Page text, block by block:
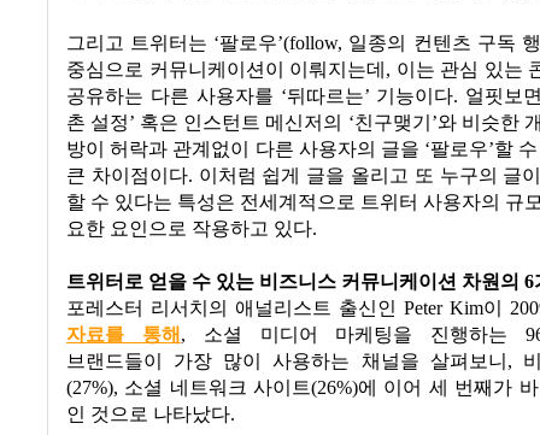
그리고 트위터는 ‘팔로우’(follow, 일종의 컨텐츠 구독
중심으로 커뮤니케이션이 이뤄지는데 , 이는 관심 있는
공유하는 다른 사용자를 ‘뒤따르는’ 기능이다. 얼핏보
촌 설정’ 혹은 인스턴트 메신저의 ‘친구맺기 ’와 비슷한
방이 허락과 관계없이 다른 사용자의 글을 ‘팔로우’할
큰 차이점이다. 이처럼 쉽게 글을 올리고 또 누구의 글
할 수 있다는 특성은 전세계적으로 트위터 사용자의 규
요한 요인으로 작용하고 있다.
트위터로 얻을 수 있는 비즈니스 커뮤니케이션 차원의 6
포레스터 리서치의 애널리스트 출신인 Peter Kim이
자료를 통해 , 소셜 미디어 마케팅을 진행하는
브랜드들이 가장 많이 사용하는 채널을 살펴보니 ,
(27%), 소셜 네트워크 사이트(26%)에 이어 세 번째가
인 것으로 나타났다.